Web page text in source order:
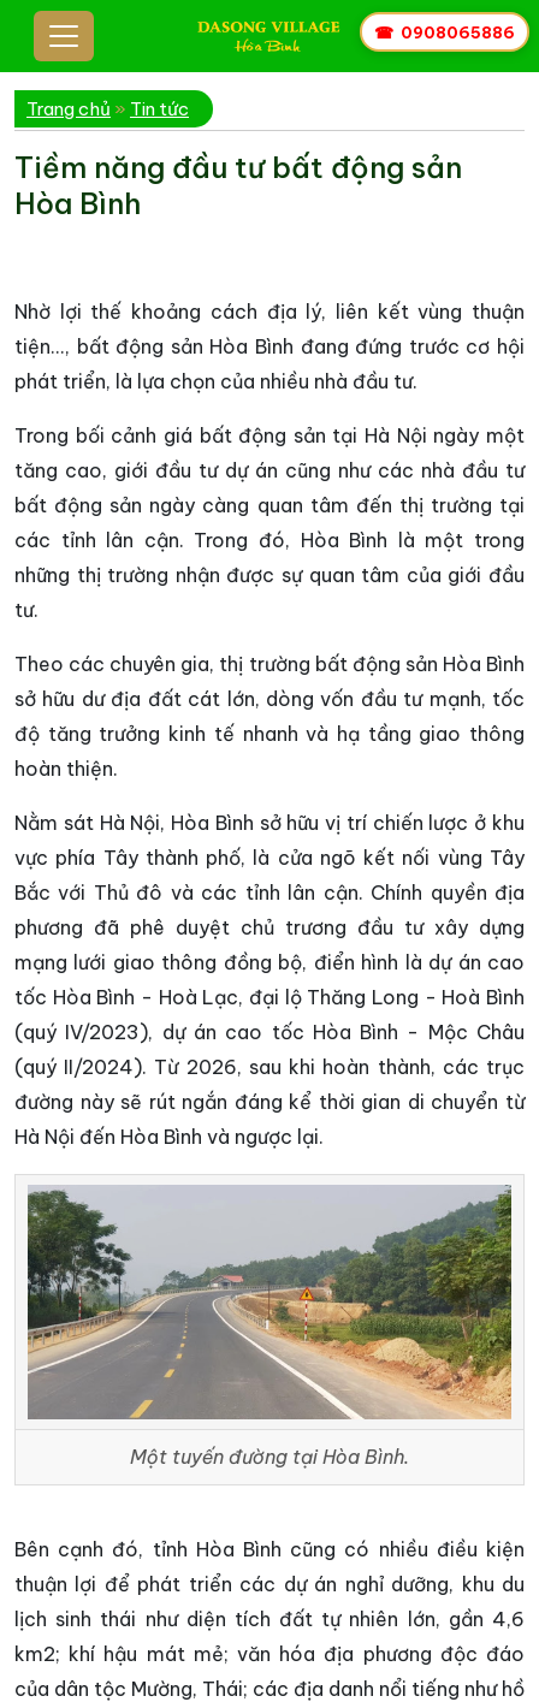
Trang chủ » Tin tức
Tiềm năng đầu tư bất động sản
Hòa Bình
Nhờ lợi thế khoảng cách địa lý, liên kết vùng thuận
tiện..., bất động sản Hòa Bình đang đứng trước cơ hội
phát triển, là lựa chọn của nhiều nhà đầu tư.
Trong bối cảnh giá bất động sản tại Hà Nội ngày một
tăng cao, giới đầu tư dự án cũng như các nhà đầu tư
bất động sản ngày càng quan tâm đến thị trường tại
các tỉnh lân cận. Trong đó, Hòa Bình là một trong
những thị trường nhận được sự quan tâm của giới đầu
tư.
Theo các chuyên gia, thị trường bất động sản Hòa Bình
sở hữu dư địa đất cát lớn, dòng vốn đầu tư mạnh, tốc
độ tăng trưởng kinh tế nhanh và hạ tầng giao thông
hoàn thiện.
Nằm sát Hà Nội, Hòa Bình sở hữu vị trí chiến lược ở khu
vực phía Tây thành phố, là cửa ngõ kết nối vùng Tây
Bắc với Thủ đô và các tỉnh lân cận. Chính quyền địa
phương đã phê duyệt chủ trương đầu tư xây dựng
mạng lưới giao thông đồng bộ, điển hình là dự án cao
tốc Hòa Bình - Hoà Lạc, đại lộ Thăng Long - Hoà Bình
(quý IV/2023), dự án cao tốc Hòa Bình - Mộc Châu
(quý II/2024). Từ 2026, sau khi hoàn thành, các trục
đường này sẽ rút ngắn đáng kể thời gian di chuyển từ
Hà Nội đến Hòa Bình và ngược lại.
Một tuyến đường tại Hòa Bình.
Bên cạnh đó, tỉnh Hòa Bình cũng có nhiều điều kiện
thuận lợi để phát triển các dự án nghỉ dưỡng, khu du
lịch sinh thái như diện tích đất tự nhiên lớn, gần 4,6
km2; khí hậu mát mẻ; văn hóa địa phương độc đáo
của dân tộc Mường, Thái; các địa danh nổi tiếng như hồ
☎ 0908065886